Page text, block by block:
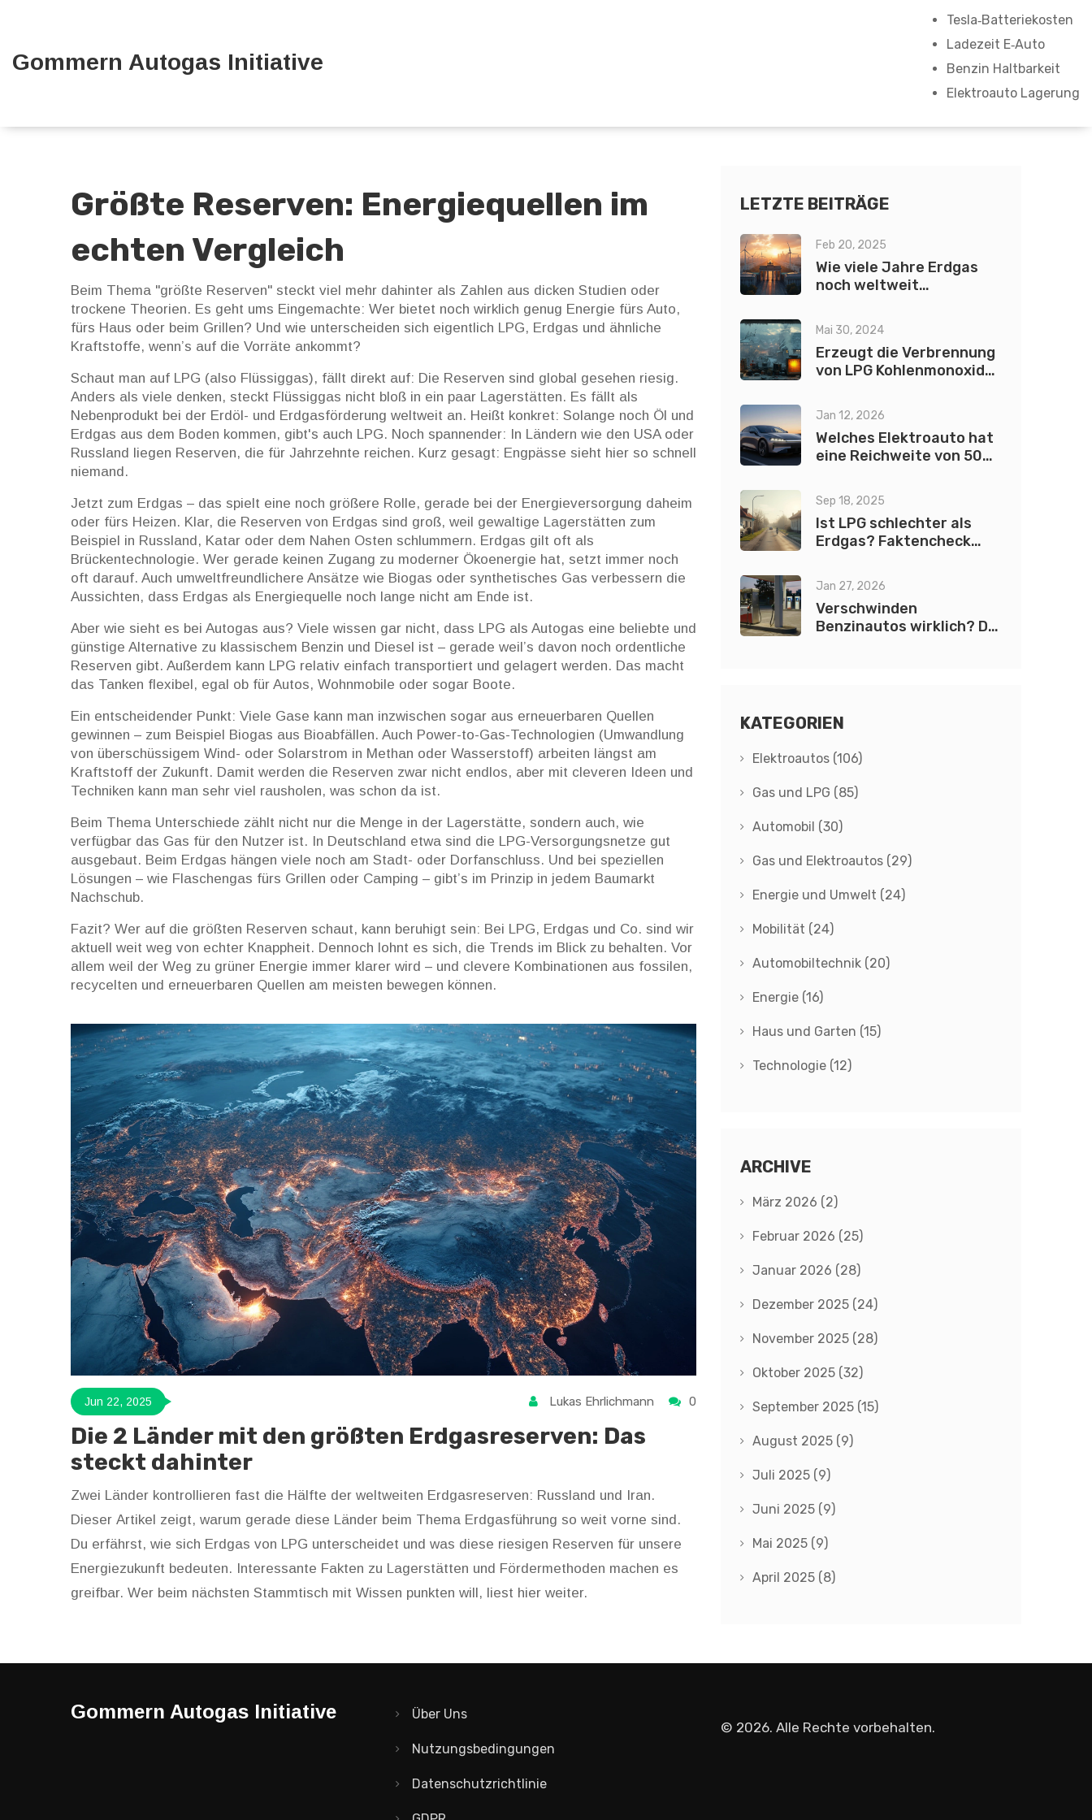
Gommern Autogas Initiative
Tesla‑Batteriekosten
Ladezeit E‑Auto
Benzin Haltbarkeit
Elektroauto Lagerung
Größte Reserven: Energiequellen im
echten Vergleich
Beim Thema "größte Reserven" steckt viel mehr dahinter als Zahlen aus dicken Studien oder
trockene Theorien. Es geht ums Eingemachte: Wer bietet noch wirklich genug Energie fürs Auto,
fürs Haus oder beim Grillen? Und wie unterscheiden sich eigentlich LPG, Erdgas und ähnliche
Kraftstoffe, wenn’s auf die Vorräte ankommt?
Schaut man auf LPG (also Flüssiggas), fällt direkt auf: Die Reserven sind global gesehen riesig.
Anders als viele denken, steckt Flüssiggas nicht bloß in ein paar Lagerstätten. Es fällt als
Nebenprodukt bei der Erdöl- und Erdgasförderung weltweit an. Heißt konkret: Solange noch Öl und
Erdgas aus dem Boden kommen, gibt's auch LPG. Noch spannender: In Ländern wie den USA oder
Russland liegen Reserven, die für Jahrzehnte reichen. Kurz gesagt: Engpässe sieht hier so schnell
niemand.
Jetzt zum Erdgas – das spielt eine noch größere Rolle, gerade bei der Energieversorgung daheim
oder fürs Heizen. Klar, die Reserven von Erdgas sind groß, weil gewaltige Lagerstätten zum
Beispiel in Russland, Katar oder dem Nahen Osten schlummern. Erdgas gilt oft als
Brückentechnologie. Wer gerade keinen Zugang zu moderner Ökoenergie hat, setzt immer noch
oft darauf. Auch umweltfreundlichere Ansätze wie Biogas oder synthetisches Gas verbessern die
Aussichten, dass Erdgas als Energiequelle noch lange nicht am Ende ist.
Aber wie sieht es bei Autogas aus? Viele wissen gar nicht, dass LPG als Autogas eine beliebte und
günstige Alternative zu klassischem Benzin und Diesel ist – gerade weil’s davon noch ordentliche
Reserven gibt. Außerdem kann LPG relativ einfach transportiert und gelagert werden. Das macht
das Tanken flexibel, egal ob für Autos, Wohnmobile oder sogar Boote.
Ein entscheidender Punkt: Viele Gase kann man inzwischen sogar aus erneuerbaren Quellen
gewinnen – zum Beispiel Biogas aus Bioabfällen. Auch Power-to-Gas-Technologien (Umwandlung
von überschüssigem Wind- oder Solarstrom in Methan oder Wasserstoff) arbeiten längst am
Kraftstoff der Zukunft. Damit werden die Reserven zwar nicht endlos, aber mit cleveren Ideen und
Techniken kann man sehr viel rausholen, was schon da ist.
Beim Thema Unterschiede zählt nicht nur die Menge in der Lagerstätte, sondern auch, wie
verfügbar das Gas für den Nutzer ist. In Deutschland etwa sind die LPG-Versorgungsnetze gut
ausgebaut. Beim Erdgas hängen viele noch am Stadt- oder Dorfanschluss. Und bei speziellen
Lösungen – wie Flaschengas fürs Grillen oder Camping – gibt’s im Prinzip in jedem Baumarkt
Nachschub.
Fazit? Wer auf die größten Reserven schaut, kann beruhigt sein: Bei LPG, Erdgas und Co. sind wir
aktuell weit weg von echter Knappheit. Dennoch lohnt es sich, die Trends im Blick zu behalten. Vor
allem weil der Weg zu grüner Energie immer klarer wird – und clevere Kombinationen aus fossilen,
recycelten und erneuerbaren Quellen am meisten bewegen können.
Jun 22, 2025 Lukas Ehrlichmann 0
Die 2 Länder mit den größten Erdgasreserven: Das
steckt dahinter
Zwei Länder kontrollieren fast die Hälfte der weltweiten Erdgasreserven: Russland und Iran.
Dieser Artikel zeigt, warum gerade diese Länder beim Thema Erdgasführung so weit vorne sind.
Du erfährst, wie sich Erdgas von LPG unterscheidet und was diese riesigen Reserven für unsere
Energiezukunft bedeuten. Interessante Fakten zu Lagerstätten und Fördermethoden machen es
greifbar. Wer beim nächsten Stammtisch mit Wissen punkten will, liest hier weiter.
LETZTE BEITRÄGE
Feb 20, 2025
Wie viele Jahre Erdgas
noch weltweit
Mai 30, 2024
Erzeugt die Verbrennung
von LPG Kohlenmonoxid?
müssen
Jan 12, 2026
Welches Elektroauto hat
eine Reichweite von 500
Sep 18, 2025
Ist LPG schlechter als
Erdgas? Faktencheck
Sicherheit
Jan 27, 2026
Verschwinden
Benzinautos wirklich? Die
KATEGORIEN
Elektroautos (106)
Gas und LPG (85)
Automobil (30)
Gas und Elektroautos (29)
Energie und Umwelt (24)
Mobilität (24)
Automobiltechnik (20)
Energie (16)
Haus und Garten (15)
Technologie (12)
ARCHIVE
März 2026 (2)
Februar 2026 (25)
Januar 2026 (28)
Dezember 2025 (24)
November 2025 (28)
Oktober 2025 (32)
September 2025 (15)
August 2025 (9)
Juli 2025 (9)
Juni 2025 (9)
Mai 2025 (9)
April 2025 (8)
Gommern Autogas Initiative Über Uns
Nutzungsbedingungen
Datenschutzrichtlinie
© 2026. Alle Rechte vorbehalten.